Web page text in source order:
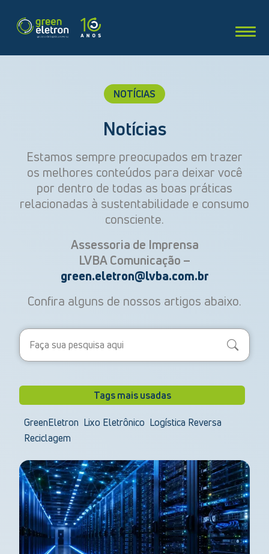
NOTÍCIAS
Notícias
Estamos sempre preocupados em trazer
os melhores conteúdos para deixar você
por dentro de todas as boas práticas
relacionadas à sustentabilidade e consumo
consciente.
Assessoria de Imprensa
LVBA Comunicação –
green.eletron@lvba.com.br
Confira alguns de nossos artigos abaixo.
Search
Tags mais usadas
GreenEletron Lixo Eletrônico Logística Reversa
Reciclagem